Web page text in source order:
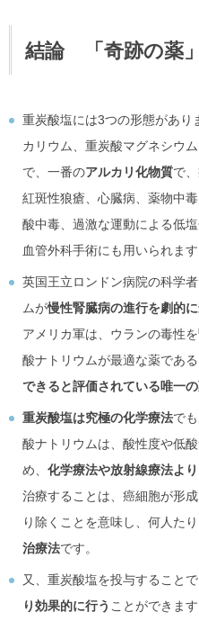
結論 「奇跡の薬」
重炭酸塩には3つの形態があり
カリウム、重炭酸マグネシウ
で、一番のアルカリ化物質で
紅斑性狼瘡、心臓病、薬物中
酸中毒、過激な運動による低
血管外科手術にも用いられます
英国王立ロンドン病院の科学
ムが慢性腎臓病の進行を劇的
アメリカ軍は、ウランの毒性
酸ナトリウムが最適な薬である
できると評価されている唯一
重炭酸塩は究極の化学療法で
酸ナトリウムは、酸性度や低
め、 化学療法や放射線療法よ
治療することは、癌細胞が形
り除くことを意味し、何人た
治療法です。
又、重炭酸塩を投与すること
り効果的に行う ことができま